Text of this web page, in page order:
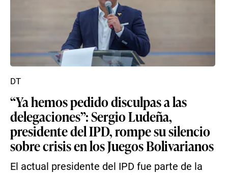
“Ya hemos pedido disculpas a las
delegaciones”: Sergio Ludeña,
presidente del IPD, rompe su silencio
sobre crisis en los Juegos Bolivarianos
El actual presidente del IPD fue parte de la
DT